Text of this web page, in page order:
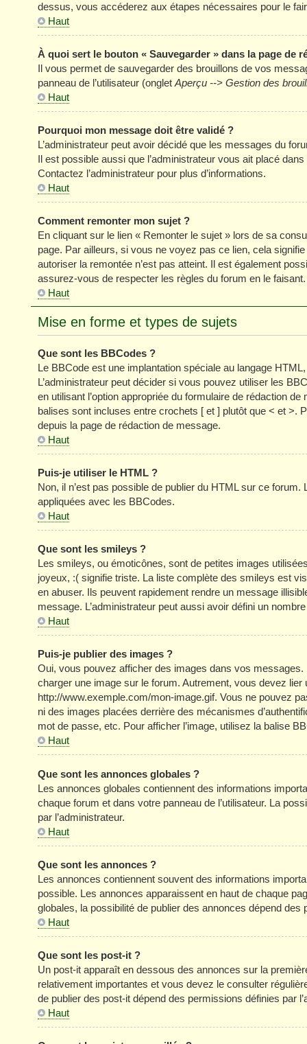
dessus, vous accéderez aux étapes nécessaires pour le
Haut
À quoi sert le bouton « Sauvegarder » dans la page de
Il vous permet de sauvegarder des brouillons de vos
panneau de l’utilisateur (onglet Aperçu --> Gestion des
Haut
Pourquoi mon message doit être validé ?
L’administrateur peut avoir décidé que les messages du
Il est possible aussi que l’administrateur vous ait placé
Contactez l’administrateur pour plus d’informations.
Haut
Comment remonter mon sujet ?
En cliquant sur le lien « Remonter le sujet » lors de sa
page. Par ailleurs, si vous ne voyez pas ce lien, cela
autoriser la remontée n’est pas atteint. Il est également
assurez-vous de respecter les règles du forum en le faisant.
Haut
Mise en forme et types de sujets
Que sont les BBCodes ?
Le BBCode est une implantation spéciale au langage
L’administrateur peut décider si vous pouvez utiliser les
en utilisant l’option appropriée du formulaire de rédaction
balises sont incluses entre crochets [ et ] plutôt que < et >.
depuis la page de rédaction de message.
Haut
Puis-je utiliser le HTML ?
Non, il n’est pas possible de publier du HTML sur ce
appliquées avec les BBCodes.
Haut
Que sont les smileys ?
Les smileys, ou émoticônes, sont de petites images
joyeux, :( signifie triste. La liste complète des smileys est
en abuser. Ils peuvent rapidement rendre un message
message. L’administrateur peut aussi avoir défini un
Haut
Puis-je publier des images ?
Oui, vous pouvez afficher des images dans vos
charger une image sur le forum. Autrement, vous devez
http://www.exemple.com/mon-image.gif. Vous ne pouvez
ni des images placées derrière des mécanismes
mot de passe, etc. Pour afficher l’image, utilisez la balise
Haut
Que sont les annonces globales ?
Les annonces globales contiennent des informations
chaque forum et dans votre panneau de l’utilisateur. La
par l’administrateur.
Haut
Que sont les annonces ?
Les annonces contiennent souvent des informations
possible. Les annonces apparaissent en haut de chaque
globales, la possibilité de publier des annonces dépend des
Haut
Que sont les post-it ?
Un post-it apparaît en dessous des annonces sur la
relativement importantes et vous devez le consulter
de publier des post-it dépend des permissions définies par
Haut